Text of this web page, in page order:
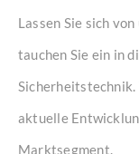
Lassen Sie sich
tauchen Sie ein in
aktuelle
Marktsegment.